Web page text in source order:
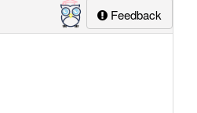
Feedback